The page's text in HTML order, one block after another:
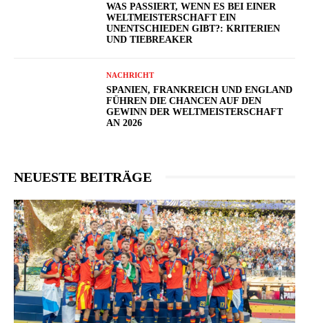
WAS PASSIERT, WENN ES BEI EINER
WELTMEISTERSCHAFT EIN
UNENTSCHIEDEN GIBT?: KRITERIEN
UND TIEBREAKER
NACHRICHT
SPANIEN, FRANKREICH UND ENGLAND
FÜHREN DIE CHANCEN AUF DEN
GEWINN DER WELTMEISTERSCHAFT
AN 2026
NEUESTE BEITRÄGE